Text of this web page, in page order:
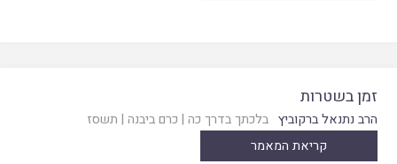
זמן בשטרות
הרב נתנאל ברקוביץ בלכתך בדרך כה | כרם ביבנה | תשסז
קריאת המאמר